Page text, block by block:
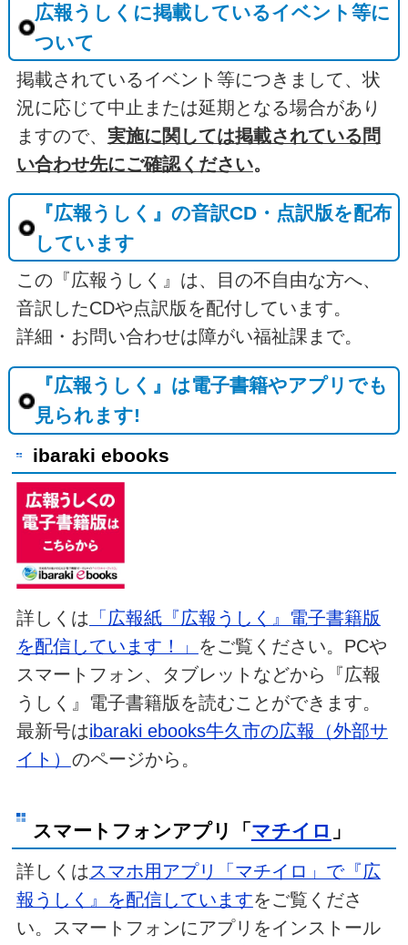
広報うしくに掲載しているイベント等に
ついて
掲載されているイベント等につきまして、状
況に応じて中止または延期となる場合があり
ますので、 実施に関しては掲載されている問
い合わせ先にご確認ください。
『広報うしく』の音訳CD・点訳版を配布
しています
この『広報うしく』は、目の不自由な方へ、
音訳したCDや点訳版を配付しています。
詳細・お問い合わせは障がい福祉課まで。
『広報うしく』は電子書籍やアプリでも
見られます!
ibaraki ebooks
詳しくは 「広報紙『広報うしく』電子書籍版
を配信しています！」 をご覧ください。PCや
スマートフォン、タブレットなどから『広報
うしく』電子書籍版を読むことができます。
最新号はibaraki ebooks牛久市の広報（外部サ
イト） のページから。
スマートフォンアプリ「 マチイロ 」
詳しくはスマホ用アプリ「マチイロ」で『広
報うしく』を配信していますをご覧くださ
い。スマートフォンにアプリをインストール